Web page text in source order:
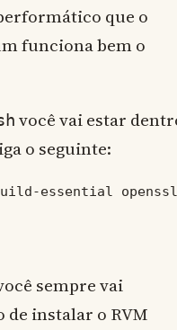
que o
funciona bem o
você vai estar
o seguinte:
essential
sempre vai
de instalar o RVM